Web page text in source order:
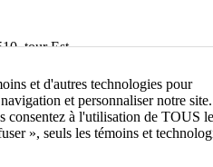
tour Est
et d'autres technologies pour
et personnaliser notre
consentez à l'utilisation de TOUS
», seuls les témoins et